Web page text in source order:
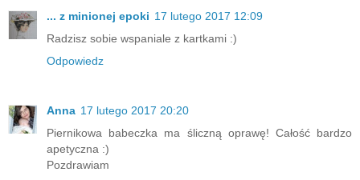
... z minionej epoki 17 lutego 2017 12:09
Radzisz sobie wspaniale z kartkami :)
Odpowiedz
Anna 17 lutego 2017 20:20
Piernikowa babeczka ma śliczną oprawę! Całość bardzo
apetyczna :)
Pozdrawiam